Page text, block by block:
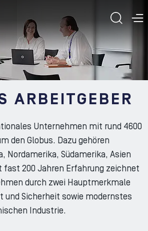
ARBEITGEBER
Unternehmen mit rund 4600
den Globus. Dazu gehören
Nordamerika, Südamerika, Asien
200 Jahren Erfahrung zeichnet
durch zwei Hauptmerkmale
und Sicherheit sowie modernstes
Industrie.